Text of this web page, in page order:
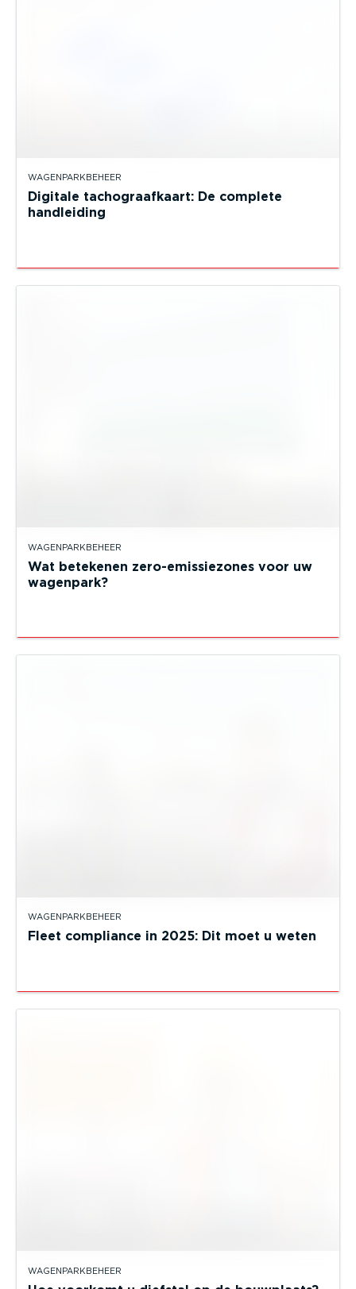
WAGENPARKBEHEER
Digitale tachograafkaart: De complete
handleiding
WAGENPARKBEHEER
Wat betekenen zero-emissiezones voor uw
wagenpark?
WAGENPARKBEHEER
Fleet compliance in 2025: Dit moet u weten
WAGENPARKBEHEER